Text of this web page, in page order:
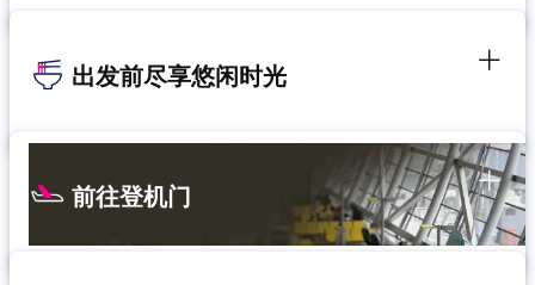
出发前尽享悠闲时光
前往登机门